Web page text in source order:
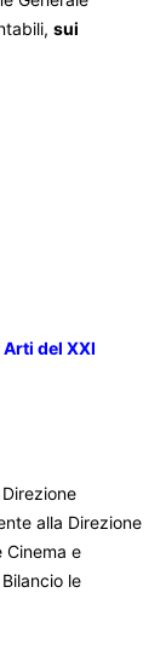
sui
del XXI
Direzione
alla Direzione
Cinema e
le